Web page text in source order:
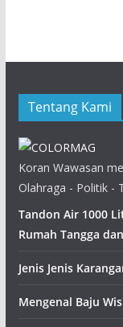
Tentang Kami
Koran Wawasan
Olahraga - Politik -
Tandon Air 1000
Rumah Tangga
Jenis Jenis
Mengenal Baju